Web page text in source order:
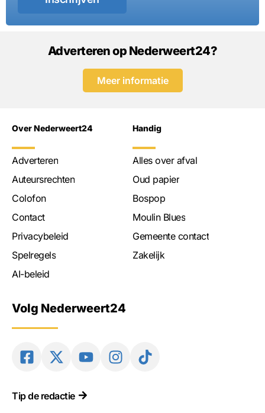
Adverteren op Nederweert24?
Meer informatie
Over Nederweert24
Adverteren
Auteursrechten
Colofon
Contact
Privacybeleid
Spelregels
AI-beleid
Handig
Alles over afval
Oud papier
Bospop
Moulin Blues
Gemeente contact
Zakelijk
Volg Nederweert24
Tip de redactie